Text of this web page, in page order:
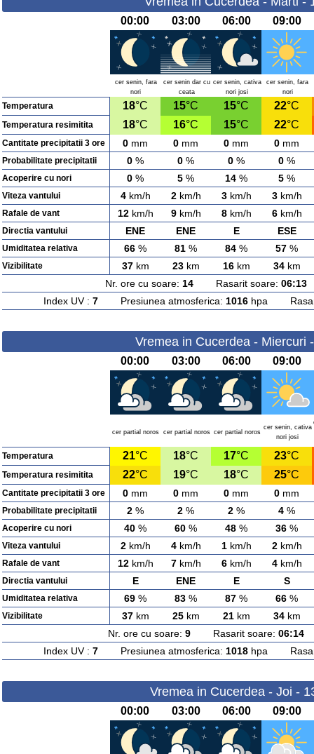
00:00 03:00 06:00 09:00
cer senin, fara
nori
cer senin dar cu
ceata
cer senin, cativa
nori josi
cer senin, fara
nori
Temperatura 18°C 15°C 15°C 22°C
Temperatura resimitita 18°C 16°C 15°C 22°C
Cantitate precipitatii 3 ore 0 mm 0 mm 0 mm 0 mm
Probabilitate precipitatii 0 % 0 % 0 % 0 %
Acoperire cu nori 0 % 5 % 14 % 5 %
Viteza vantului 4km/h 2km/h 3km/h 3km/h
Rafale de vant 12km/h 9km/h 8km/h 6km/h
Directia vantului ENE ENE E ESE
Umiditatea relativa 66 % 81 % 84 % 57 %
Vizibilitate 37km 23km 16km 34km
Nr. ore cu soare: 14Rasarit soare: 06:13
Index UV : 7Presiunea atmosferica: 1016hpa
Vremea in Cucerdea - Miercuri
00:00 03:00 06:00 09:00
cer partial noros cer partial noros cer partial noros
cer senin, cativa
nori josi
Temperatura 21°C 18°C 17°C 23°C
Temperatura resimitita 22°C 19°C 18°C 25°C
Cantitate precipitatii 3 ore 0 mm 0 mm 0 mm 0 mm
Probabilitate precipitatii 2 % 2 % 2 % 4 %
Acoperire cu nori 40 % 60 % 48 % 36 %
Viteza vantului 2km/h 4km/h 1km/h 2km/h
Rafale de vant 12km/h 7km/h 6km/h 4km/h
Directia vantului E ENE E S
Umiditatea relativa 69 % 83 % 87 % 66 %
Vizibilitate 37km 25km 21km 34km
Nr. ore cu soare: 9Rasarit soare: 06:14
Index UV : 7Presiunea atmosferica: 1018hpa
Vremea in Cucerdea - Joi -
00:00 03:00 06:00 09:00